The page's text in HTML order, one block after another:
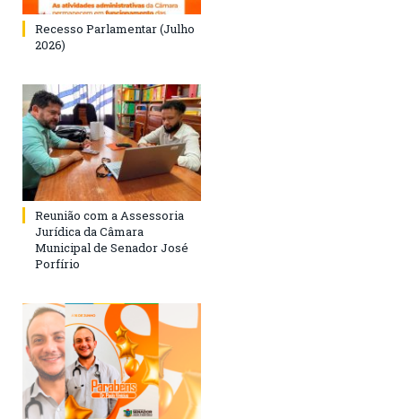
Recesso Parlamentar (Julho
2026)
Reunião com a Assessoria
Jurídica da Câmara
Municipal de Senador José
Porfírio